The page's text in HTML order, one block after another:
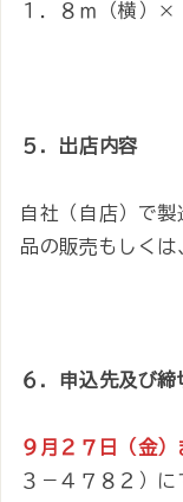
１．８ｍ（横）
５．出店内容
自社（自店）で
品の販売もしくは
６．申込先及び締
９月２７日（金）
３－４７８２）